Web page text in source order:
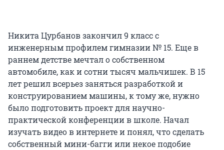
Никита Цурбанов закончил 9 класс с
инженерным профилем гимназии № 15. Еще в
раннем детстве мечтал о собственном
автомобиле, как и сотни тысяч мальчишек. В 15
лет решил всерьез заняться разработкой и
конструированием машины, к тому же, нужно
было подготовить проект для научно-
практической конференции в школе. Начал
изучать видео в интернете и понял, что сделать
собственный мини-багги или некое подобие